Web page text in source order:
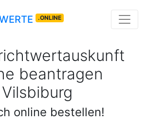
.ONLINE
beantragen
Vilsbiburg
online bestellen!